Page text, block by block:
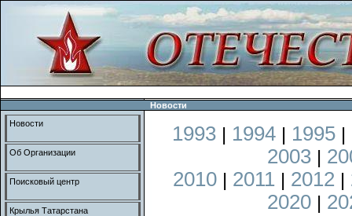
Новости
1993 | 1994 | 1995 |
2003 |
2010 | 2011 | 2012 |
2020 |
Новости
Об Организации
Поисковый центр
Крылья Татарстана